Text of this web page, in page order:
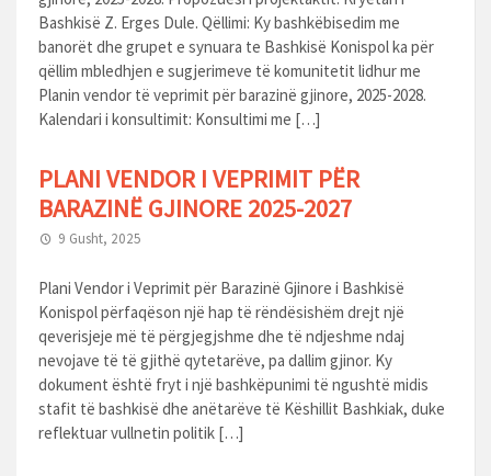
Bashkisë Z. Erges Dule. Qëllimi: Ky bashkëbisedim me
banorët dhe grupet e synuara te Bashkisë Konispol ka për
qëllim mbledhjen e sugjerimeve të komunitetit lidhur me
Planin vendor të veprimit për barazinë gjinore, 2025-2028.
Kalendari i konsultimit: Konsultimi me […]
PLANI VENDOR I VEPRIMIT PËR
BARAZINË GJINORE 2025-2027
9 Gusht, 2025
Plani Vendor i Veprimit për Barazinë Gjinore i Bashkisë
Konispol përfaqëson një hap të rëndësishëm drejt një
qeverisjeje më të përgjegjshme dhe të ndjeshme ndaj
nevojave të të gjithë qytetarëve, pa dallim gjinor. Ky
dokument është fryt i një bashkëpunimi të ngushtë midis
stafit të bashkisë dhe anëtarëve të Këshillit Bashkiak, duke
reflektuar vullnetin politik […]